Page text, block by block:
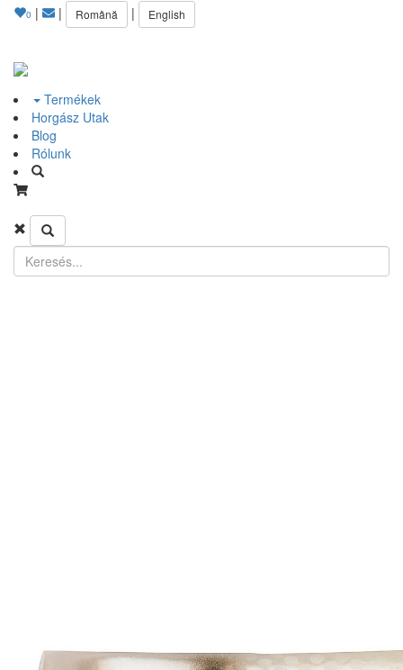
0 | | Română | English
Termékek
Horgász Utak
Blog
Rólunk